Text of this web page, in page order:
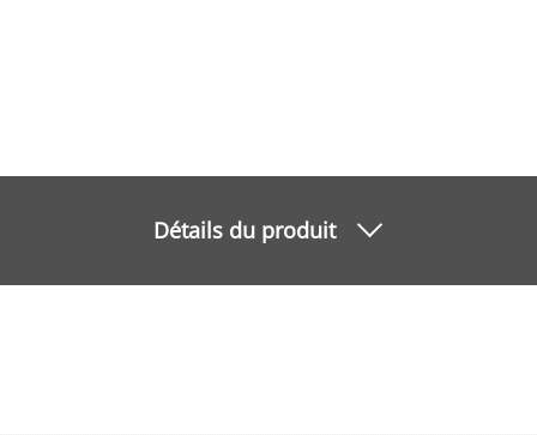
Détails du produit